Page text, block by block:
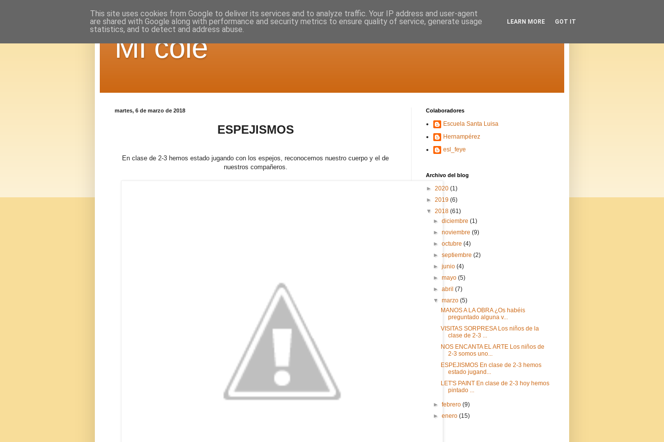
Mi cole
martes, 6 de marzo de 2018
ESPEJISMOS
En clase de 2-3 hemos estado jugando con los espejos, reconocemos nuestro cuerpo y el de
nuestros compañeros.
Colaboradores
Escuela Santa Luisa
Hernampérez
esl_feye
Archivo del blog
► 2020 (1)
► 2019 (6)
▼ 2018 (61)
►diciembre(1)
►noviembre(9)
►octubre(4)
►septiembre(2)
►junio(4)
►mayo(5)
►abril(7)
▼marzo(5)
MANOS A LA OBRA ¿Os habéis
preguntado alguna v...
VISITAS SORPRESA Los niños de la
clase de 2-3 ...
NOS ENCANTA EL ARTE Los niños de
2-3 somos uno...
ESPEJISMOS En clase de 2-3 hemos
estado jugand...
LET'S PAINT En clase de 2-3 hoy hemos
pintado ...
►febrero(9)
►enero(15)
This site uses cookies from Google to deliver its services and to analyze traffic. Your IP address and user-agent
are shared with Google along with performance and security metrics to ensure quality of service, generate usage
statistics, and to detect and address abuse.
LEARN MORE GOT IT